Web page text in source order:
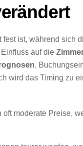
fest ist, während sich
auf die
,
wird das Timing zu
moderate Preise,